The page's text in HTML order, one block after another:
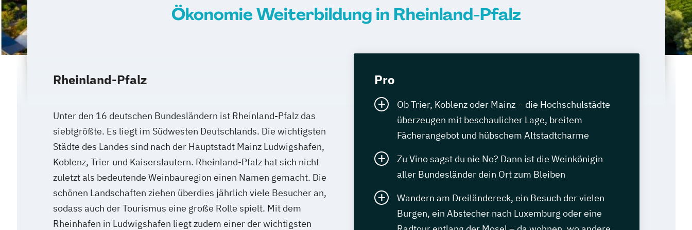
Ökonomie Weiterbildung in Rheinland-Pfalz
Rheinland-Pfalz
Unter den 16 deutschen Bundesländern ist Rheinland-Pfalz das
siebtgrößte. Es liegt im Südwesten Deutschlands. Die wichtigsten
Städte des Landes sind nach der Hauptstadt Mainz Ludwigshafen,
Koblenz, Trier und Kaiserslautern. Rheinland-Pfalz hat sich nicht
zuletzt als bedeutende Weinbauregion einen Namen gemacht. Die
schönen Landschaften ziehen überdies jährlich viele Besucher an,
sodass auch der Tourismus eine große Rolle spielt. Mit dem
Rheinhafen in Ludwigshafen liegt zudem einer der wichtigsten
Pro
Ob Trier, Koblenz oder Mainz – die Hochschulstädte
überzeugen mit beschaulicher Lage, breitem
Fächerangebot und hübschem Altstadtcharme
Zu Vino sagst du nie No? Dann ist die Weinkönigin
aller Bundesländer dein Ort zum Bleiben
Wandern am Dreiländereck, ein Besuch der vielen
Burgen, ein Abstecher nach Luxemburg oder eine